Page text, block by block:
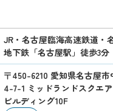
JR・名古屋臨海高速鉄道・
地下鉄「名古屋駅」徒歩3分
〒450-6210 愛知県名古屋市
4-7-1 ミッドランドスクエ
ビルディング10F